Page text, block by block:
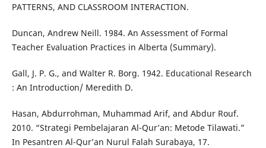
PATTERNS, AND CLASSROOM INTERACTION.
Duncan, Andrew Neill. 1984. An Assessment of Formal
Teacher Evaluation Practices in Alberta (Summary).
Gall, J. P. G., and Walter R. Borg. 1942. Educational Research
: An Introduction/ Meredith D.
Hasan, Abdurrohman, Muhammad Arif, and Abdur Rouf.
2010. “Strategi Pembelajaran Al-Qur’an: Metode Tilawati.”
In Pesantren Al-Qur’an Nurul Falah Surabaya, 17.